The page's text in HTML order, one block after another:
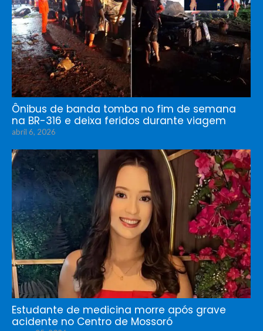
Ônibus de banda tomba no fim de semana
na BR-316 e deixa feridos durante viagem
abril 6, 2026
Estudante de medicina morre após grave
acidente no Centro de Mossoró